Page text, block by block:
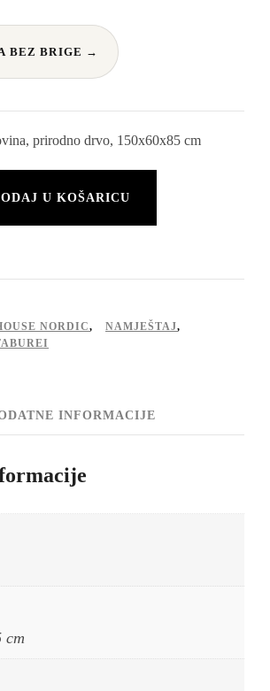
BEZ BRIGE →
prirodno drvo, 150x60x85 cm
U KOŠARICU
NORDIC, NAMJEŠTAJ,
INFORMACIJE
cm